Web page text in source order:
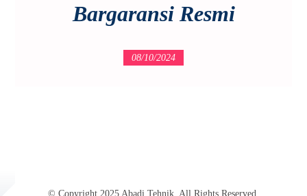
Bargaransi Resmi
08/10/2024
© Copyright 2025 Abadi Tehnik. All Rights Reserved.